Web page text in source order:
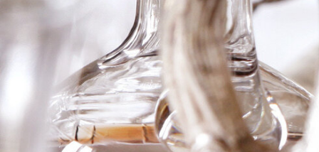
2020 Ch Lafleur
‘Les Perrieres’